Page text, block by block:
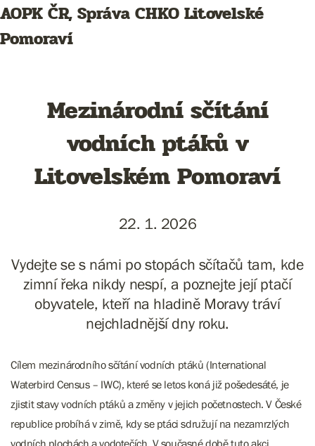
AOPK ČR, Správa CHKO Litovelské
Pomoraví
Mezinárodní sčítání
vodních ptáků v
Litovelském Pomoraví
22. 1. 2026
Vydejte se s námi po stopách sčítačů tam, kde
zimní řeka nikdy nespí, a poznejte její ptačí
obyvatele, kteří na hladině Moravy tráví
nejchladnější dny roku.
Cílem mezinárodního sčítání vodních ptáků (International
Waterbird Census – IWC), které se letos koná již pošedesáté, je
zjistit stavy vodních ptáků a změny v jejich početnostech. V České
republice probíhá v zimě, kdy se ptáci sdružují na nezamrzlých
vodních plochách a vodotečích. V současné době tuto akci